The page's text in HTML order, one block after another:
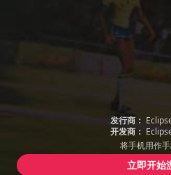
发行商：
开发商：
将手机用作
立即开始